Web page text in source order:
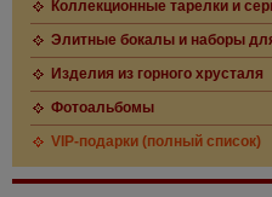
Коллекционные тарелки и
Элитные бокалы и наборы
Изделия из горного хрусталя
Фотоальбомы
VIP-подарки (полный список)